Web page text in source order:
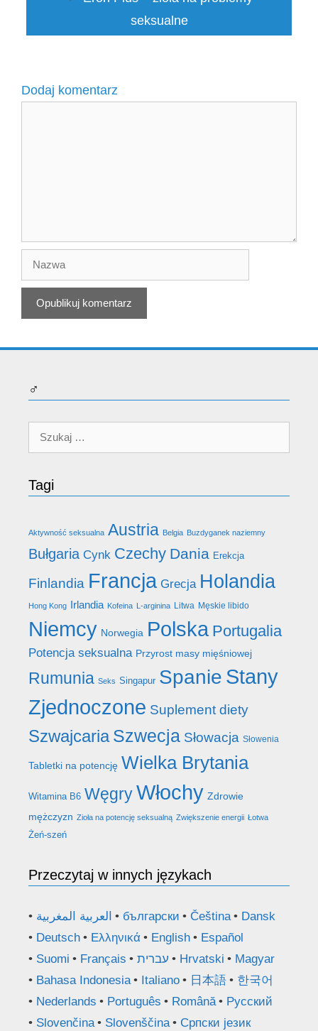
seksualne
Dodaj komentarz
♂
Szukaj:
Tagi
Aktywność seksualna Austria Belgia Buzdyganek naziemny
Bułgaria Cynk Czechy Dania Erekcja
Finlandia Francja Grecja Holandia
Hong Kong Irlandia Kofeina L-arginina Litwa Męskie libido
Niemcy Norwegia Polska Portugalia
Potencja seksualna Przyrost masy mięśniowej
Rumunia Seks Singapur Spanie Stany
Zjednoczone Suplement diety
Szwajcaria Szwecja Słowacja Słowenia
Tabletki na potencję Wielka Brytania
Witamina B6 WęgryWłochy Zdrowie
mężczyzn Zioła na potencję seksualną Zwiększenie energii Łotwa
Żeń-szeń
Przeczytaj w innych językach
العربية المغربية български Čeština
Dansk
Deutsch
Ελληνικά English
Español
Suomi
Français עברית Hrvatski
Magyar
Bahasa Indonesia
Italiano 日本語
한국어
Nederlands
Português Română
Русский
Slovenčina
Slovenščina
Српски језик